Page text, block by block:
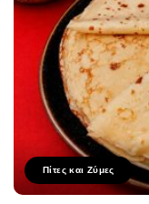
Πίτες και Ζύμες